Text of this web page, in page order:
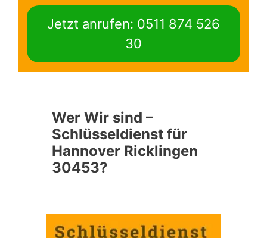
Jetzt anrufen: 0511 874 526
30
Wer Wir sind –
Schlüsseldienst für
Hannover Ricklingen
30453?